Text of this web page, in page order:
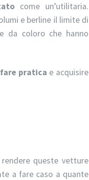
come un’utilitaria.
e berline il limite di
da coloro che hanno
fare pratica e acquisire
queste vetture
a fare caso a quante